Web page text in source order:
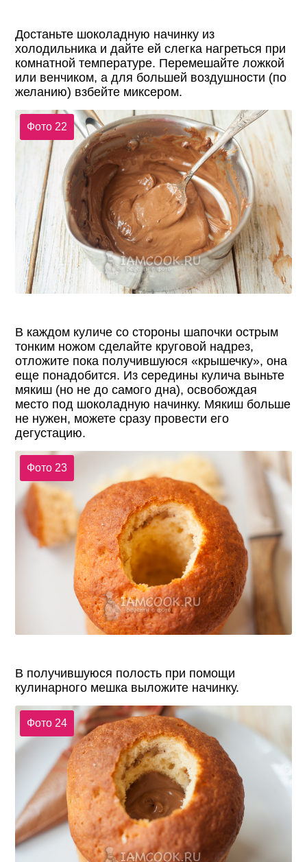
Достаньте шоколадную начинку из
холодильника и дайте ей слегка нагреться при
комнатной температуре. Перемешайте ложкой
или венчиком, а для большей воздушности (по
желанию) взбейте миксером.
Фото 22
В каждом куличе со стороны шапочки острым
тонким ножом сделайте круговой надрез,
отложите пока получившуюся «крышечку», она
еще понадобится. Из середины кулича выньте
мякиш (но не до самого дна), освобождая
место под шоколадную начинку. Мякиш больше
не нужен, можете сразу провести его
дегустацию.
Фото 23
В получившуюся полость при помощи
кулинарного мешка выложите начинку.
Фото 24